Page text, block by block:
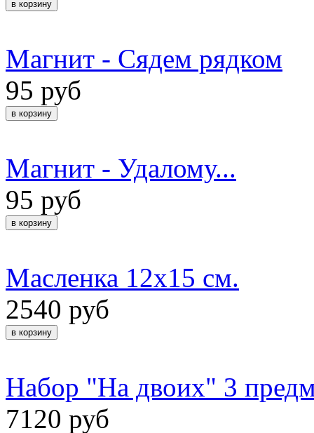
Магнит - Сядем рядком
95 руб
Магнит - Удалому...
95 руб
Масленка 12х15 см.
2540 руб
Набор "На двоих" 3
7120 руб